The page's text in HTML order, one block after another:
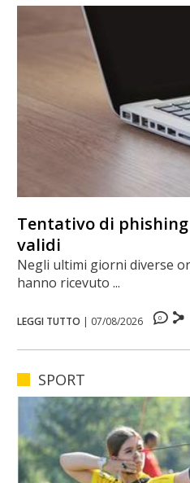
Tentativo di
validi
Negli ultimi giorni diverse
hanno ricevuto ...
LEGGI TUTTO | 07/08/2026 0
SPORT